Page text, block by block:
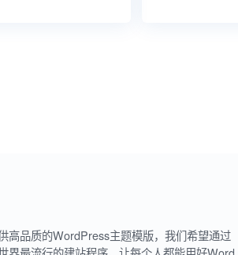
高品质的WordPress主题模版，我们希望通过